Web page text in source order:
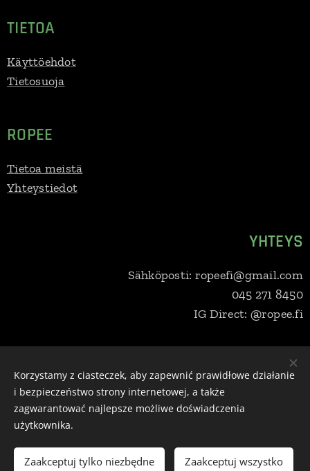
TIETOA
Käyttöehdot
Tietosuoja
ROPEE
Tietoa meistä
Yhteystiedot
YHTEYS
Sähköposti: ropeefi@gmail.com
045 271 8450
IG Direct: @ropee.fi
Ropee Oy, Selkärannantie 14b, 83100 Liperi, 045 271 8450,
ropeefi@gmail.com
Y-tunnus:
3279707-7
Ciasteczka
Suomi
English Svenska Eesti keel Deutsch
Dansk
Korzystamy z ciasteczek, aby zapewnić prawidłowe działanie
i bezpieczeństwo strony internetowej, a także
zagwarantować najlepsze możliwe doświadczenia
użytkownika.
Zaakceptuj tylko niezbędne Zaakceptuj wszystko